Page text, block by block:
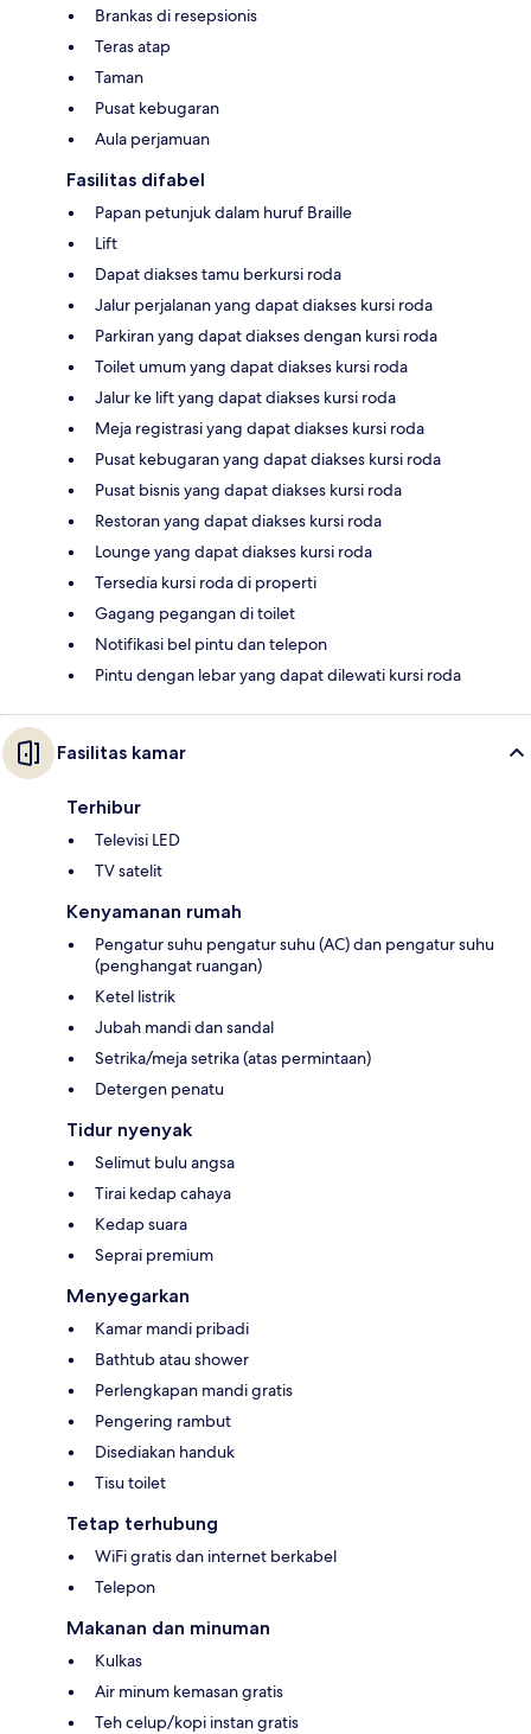
Brankas di resepsionis
Teras atap
Taman
Pusat kebugaran
Aula perjamuan
Fasilitas difabel
Papan petunjuk dalam huruf Braille
Lift
Dapat diakses tamu berkursi roda
Jalur perjalanan yang dapat diakses kursi roda
Parkiran yang dapat diakses dengan kursi roda
Toilet umum yang dapat diakses kursi roda
Jalur ke lift yang dapat diakses kursi roda
Meja registrasi yang dapat diakses kursi roda
Pusat kebugaran yang dapat diakses kursi roda
Pusat bisnis yang dapat diakses kursi roda
Restoran yang dapat diakses kursi roda
Lounge yang dapat diakses kursi roda
Tersedia kursi roda di properti
Gagang pegangan di toilet
Notifikasi bel pintu dan telepon
Pintu dengan lebar yang dapat dilewati kursi roda
Fasilitas kamar
Terhibur
Televisi LED
TV satelit
Kenyamanan rumah
Pengatur suhu pengatur suhu (AC) dan pengatur suhu
(penghangat ruangan)
Ketel listrik
Jubah mandi dan sandal
Setrika/meja setrika (atas permintaan)
Detergen penatu
Tidur nyenyak
Selimut bulu angsa
Tirai kedap cahaya
Kedap suara
Seprai premium
Menyegarkan
Kamar mandi pribadi
Bathtub atau shower
Perlengkapan mandi gratis
Pengering rambut
Disediakan handuk
Tisu toilet
Tetap terhubung
WiFi gratis dan internet berkabel
Telepon
Makanan dan minuman
Kulkas
Air minum kemasan gratis
Teh celup/kopi instan gratis